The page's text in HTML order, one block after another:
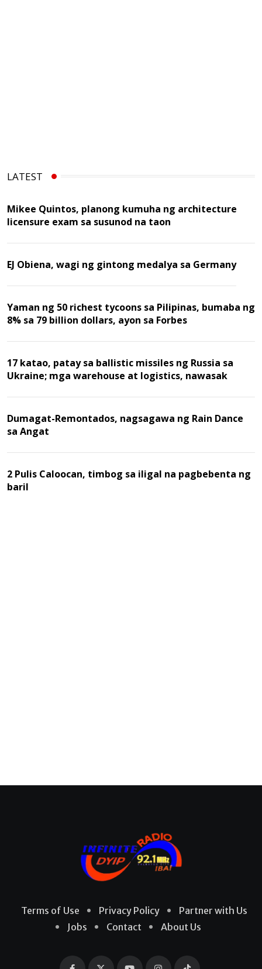
LATEST
Mikee Quintos, planong kumuha ng architecture
licensure exam sa susunod na taon
EJ Obiena, wagi ng gintong medalya sa Germany
Yaman ng 50 richest tycoons sa Pilipinas, bumaba ng
8% sa 79 billion dollars, ayon sa Forbes
17 katao, patay sa ballistic missiles ng Russia sa
Ukraine; mga warehouse at logistics, nawasak
Dumagat-Remontados, nagsagawa ng Rain Dance
sa Angat
2 Pulis Caloocan, timbog sa iligal na pagbebenta ng
baril
Terms of Use Privacy Policy
Partner with Us
Jobs
Contact About Us